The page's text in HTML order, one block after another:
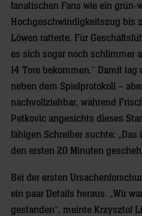
fanatischen Fans wie ein grün-
Hochgeschwindigkeitszug bis
Löwen ratterte. Für
es sich sogar noch schlimmer
14 Tore bekommen.“ Damit lag
neben dem Spielprotokoll –
nachvollziehbar, während
Petkovic angesichts dieses
fähigen Schreiber suchte:
den ersten 20 Minuten
Bei der ersten
ein paar Details heraus. „Wir
gestanden“, meinte Krzysztof